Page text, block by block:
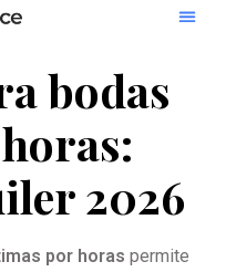
bodas
2026
por horas permite